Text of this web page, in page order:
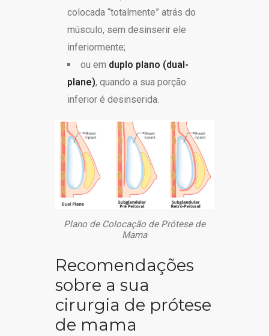
colocada “totalmente” atrás do
músculo, sem desinserir ele
inferiormente;
ou em duplo plano (dual-
plane), quando a sua porção
inferior é desinserida.
Plano de Colocação de Prótese de
Mama
Recomendações
sobre a sua
cirurgia de prótese
de mama